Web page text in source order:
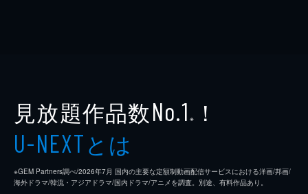
見放題作品数No.1 ※ ！
U-NEXTとは
※GEM Partners調べ/2026年7⽉ 国内の主要な定額制動画配信サービスにおける洋画/邦画/
海外ドラマ/韓流・アジアドラマ/国内ドラマ/アニメを調査。別途、有料作品あり。